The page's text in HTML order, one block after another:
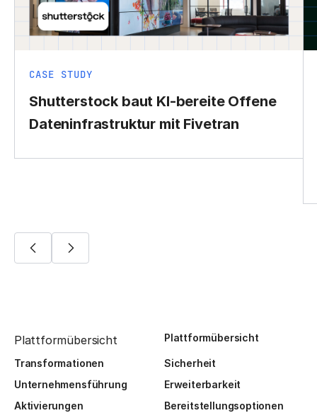
CASE STUDY
Shutterstock baut KI-bereite Offene
Dateninfrastruktur mit Fivetran
Plattformübersicht Plattformübersicht
Transformationen
Sicherheit
Unternehmensführung
Erweiterbarkeit
Aktivierungen
Bereitstellungsoptionen